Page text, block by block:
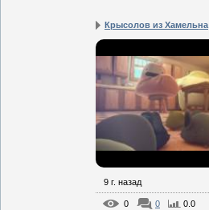
Крысолов из Хамельна
9 г. назад
0 0 0.0